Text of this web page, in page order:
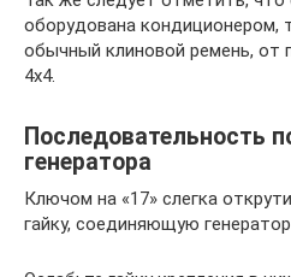
оборудована кондиционером,
обычный клиновой ремень,
4х4.
Последовательность
генератора
Ключом на «17» слегка
гайку, соединяющую